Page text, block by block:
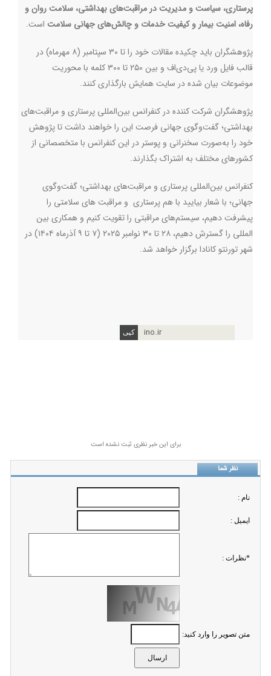
پرستاری، سیاست و مدیریت در مراقبت‌های بهداشتی، سلامت روان و
رفاه، امنیت بیمار و کیفیت خدمات و چالش‌های جهانی سلامت است.
پژوهشگران باید چکیده مقالات خود را تا ۳۰ سپتامبر (۸ مهرماه) در
قالب فایل ورد یا پی‌دی‌اف و بین ۲۵۰ تا ۳۰۰ کلمه با محوریت
موضوعات بیان شده در سایت همایش بارگذاری کنند.
پژوهشگران شرکت کننده در کنفرانس بین‌المللی پرستاری و مراقبت‌های
بهداشتی؛ گفت‌وگوی جهانی فرصت این را خواهند داشت تا پژوهش
خود را به‌صورت سخنرانی و پوستر در این کنفرانس با متخصصانی از
کشورهای مختلف به اشتراک بگذارند.
کنفرانس بین‌المللی پرستاری و مراقبت‌های بهداشتی؛ گفت‌وگوی
جهانی؛ با شعار بیایید با هم پرستاری و مراقبت های سلامتی را
پیشرفت دهیم، سیستم‌های مراقبتی را تقویت کنیم و همکاری بین
المللی را گسترش دهیم، ۲۸ تا ۳۰ نوامبر ۲۰۲۵ (۷ تا ۹ آذرماه ۱۴۰۴) در
شهر تورنتو کانادا برگزار خواهد شد.
ino.ir
برای این خبر نظری ثبت نشده است
نظر شما
نام :
ايميل :
*نظرات :
متن تصویر را وارد کنید: